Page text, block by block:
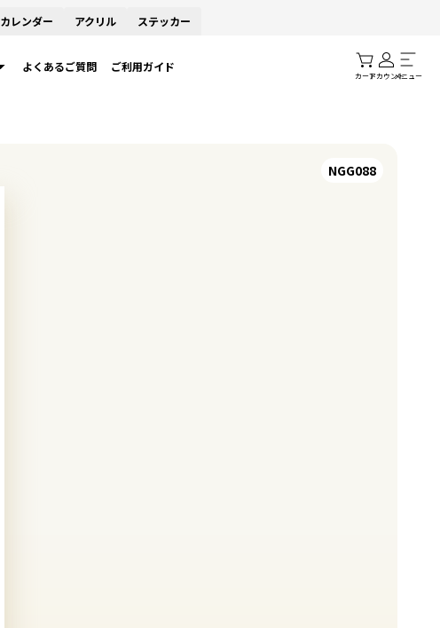
カレンダー アクリル ステッカー
よくあるご質問 ご利用ガイド
カートアカウントメニュー
NGG088